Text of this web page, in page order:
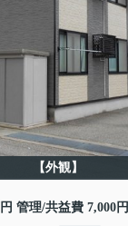
【外観】
管理/共益費 7,000円